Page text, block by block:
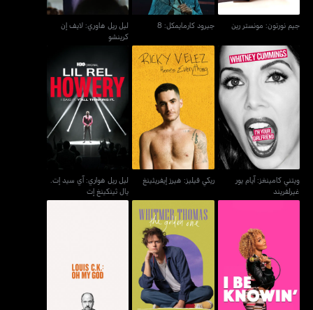
جيم نورتون: مونستر رين جيرود كارمايمكل: 8
ليل ريل هاوري: لايف إن
كرينشو
ويتني كامينغز: آيام يور
غيرلفريند
ويتني كامينغز: آيام يور
غيرلفريند
ريكي فيليز: هيرز إيفريثينغ
ريكي فيليز: هيرز إيفريثينغ
ليل ريل هواري: آي سيد إت.
يال ثينكينغ إت
ليل ريل هواري: آي سيد إت.
يال ثينكينغ إت
أماندا سيلز: آي بي نون ويتمر توماس: ذا جولدن وان لويس سي كي: أو ماي غود